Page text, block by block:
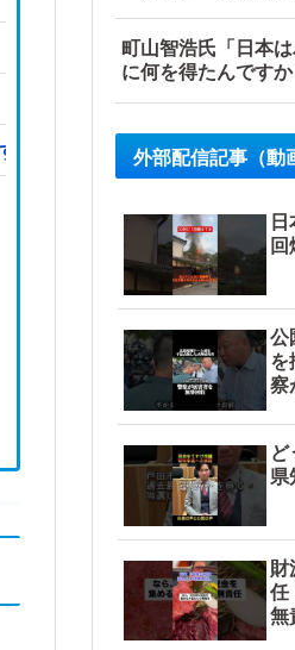
る人が続出中他
町山智浩氏「日本
に何を得たんですか
外部配信記事（動
回
公
を
察
ど
県
財
任
無